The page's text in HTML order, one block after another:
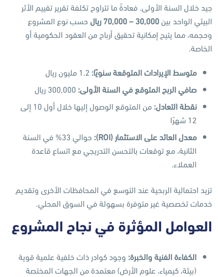
جيد خلال السنة الأولى. فعادةً ما تتراوح تكلفة تقرير تقييم الأثر
البيئي الواحد بين30,000 – 70,000 ريال حسب نوع المشروع
وحجمه، مما يتيح إمكانية تحقيق أرباح من العقود الحكومية أو
الخاصة.
متوسط الإيرادات المتوقعة سنويًا:
صافي الربح المتوقع في السنة الأولى:
نقطة التعادل:
من المتوقع الوصول إليها خلال أول 10 إلى
12 شهرًا
معدل العائد على الاستثمار (ROI):
حوالي 33% في السنة
الثانية، مع توقعات بالتحسن التدريجي مع اتساع قاعدة
العملاء.
تزيد احتمالية الربحية عند التوسع في المحافظات الأخرى وتقديم
خدمات تخصصية غير متوفرة بسهولة في السوق المحلي.
العوامل المؤثرة في نجاح المشروع
الكفاءة الفنية والخبرة: وجود كوادر ذات خلفية علمية قوية
(بيئة، كيمياء، علوم الأرض) معتمدة من الجهات المختصة